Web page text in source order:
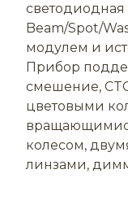
Beam/Spot/
модулем и
Прибор
смешение,
цветовыми
колесом,
линзами,